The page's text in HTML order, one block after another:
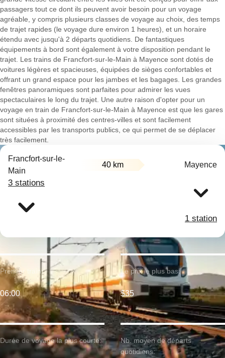
passagers tout ce dont ils peuvent avoir besoin pour un voyage
agréable, y compris plusieurs classes de voyage au choix, des temps
de trajet rapides (le voyage dure environ 1 heures), et un horaire
étendu avec jusqu'à 2 départs quotidiens. De fantastiques
équipements à bord sont également à votre disposition pendant le
trajet. Les trains de Francfort-sur-le-Main à Mayence sont dotés de
voitures légères et spacieuses, équipées de sièges confortables et
offrant un grand espace pour les jambes et les bagages. Les grandes
fenêtres panoramiques sont parfaites pour admirer les vues
spectaculaires le long du trajet. Une autre raison d'opter pour un
voyage en train de Francfort-sur-le-Main à Mayence est que les gares
sont situées à proximité des centres-villes et sont facilement
accessibles par les transports publics, ce qui permet de se déplacer
très facilement.
Francfort-sur-le-
Main
40 km Mayence
3 stations
1 station
Durée de voyage la plus courte:
Premier train:
06:00
Le prix le plus bas:
$35
Nb. moyen de départs
quotidiens: